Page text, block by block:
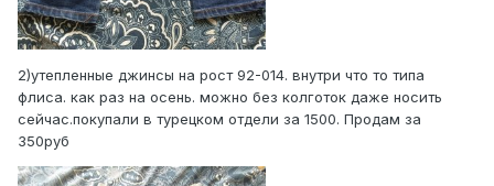
2)утепленные джинсы на рост 92-014. внутри что то типа
флиса. как раз на осень. можно без колготок даже носить
сейчас.покупали в турецком отдели за 1500. Продам за
350руб